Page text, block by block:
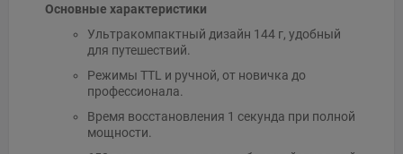
Основные характеристики
Ультракомпактный дизайн 144 г, удобный
для путешествий.
Режимы TTL и ручной, от новичка до
профессионала.
Время восстановления 1 секунда при полной
мощности.